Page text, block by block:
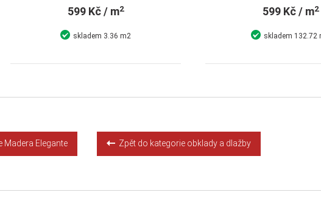
599 Kč/ m2
skladem 3.36 m2
599 Kč/ m2
skladem 132.72
Elegante Zpět do kategorie obklady a dlažby